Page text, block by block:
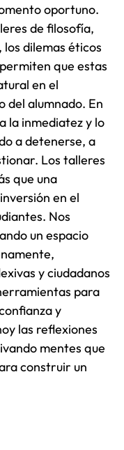
oportuno.
de filosofía,
dilemas éticos
que estas
en el
del alumnado. En
la inmediatez y lo
a detenerse, a
Los talleres
que una
en el
Nos
un espacio
y ciudadanos
para
y
las reflexiones
mentes que
construir un